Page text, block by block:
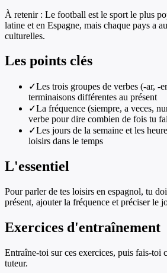
À retenir : Le football est le sport le plus
latine et en Espagne, mais chaque pays a
culturelles.
Les points clés
✓Les trois groupes de verbes (-ar, -
terminaisons différentes au présent
✓La fréquence (siempre, a veces,
verbe pour dire combien de fois tu
✓Les jours de la semaine et les
loisirs dans le temps
L'essentiel
Pour parler de tes loisirs en espagnol, tu
présent, ajouter la fréquence et préciser le
Exercices d'entraînement
Entraîne-toi sur ces exercices, puis fais-toi
tuteur.